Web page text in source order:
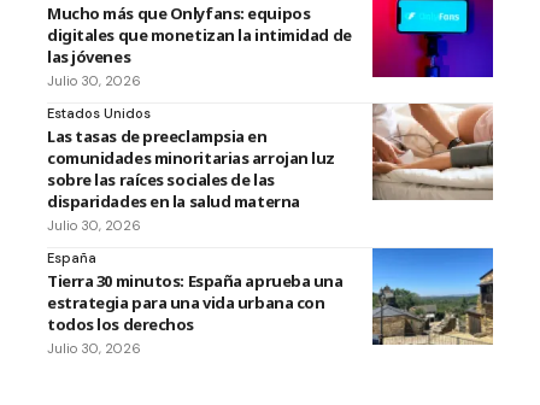
Mucho más que Onlyfans: equipos
digitales que monetizan la intimidad de
las jóvenes
Julio 30, 2026
Estados Unidos
Las tasas de preeclampsia en
comunidades minoritarias arrojan luz
sobre las raíces sociales de las
disparidades en la salud materna
Julio 30, 2026
España
Tierra 30 minutos: España aprueba una
estrategia para una vida urbana con
todos los derechos
Julio 30, 2026